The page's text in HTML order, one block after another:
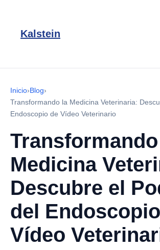
Kalstein
Inicio›Blog›
Transformando la Medicina Veterinaria:
Endoscopio de Vídeo Veterinario
Medicina
Descubre el
del
Vídeo